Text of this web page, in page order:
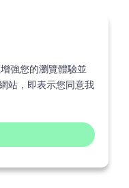
強您的瀏覽體驗並
站，即表示您同意我